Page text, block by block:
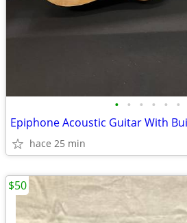
• • • • • •
Epiphone Acoustic Guitar With
hace 25 min
$50